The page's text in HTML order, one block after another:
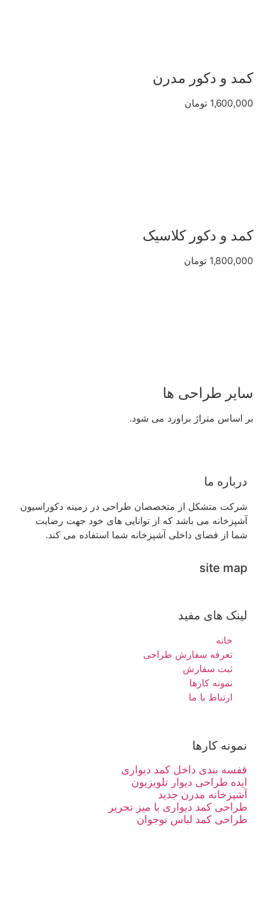
کمد و دکور مدرن
1,600,000 تومان
کمد و دکور کلاسیک
1,800,000 تومان
سایر طراحی ها
بر اساس متراژ براورد می شود.
درباره ما
شرکت متشکل از متخصصان طراحی در زمینه دکوراسیون
آشپزخانه می باشد که از توانایی های خود جهت رضایت
شما از فضای داخلی آشپزخانه شما استفاده می کند.
site map
لینک های مفید
خانه
تعرفه سفارش طراحی
ثبت سفارش
نمونه کارها
ارتباط با ما
نمونه کارها
قفسه بندی داخل کمد دیواری
ایده طراحی دیوار تلویزیون
آشپزخانه مدرن جدید
طراحی کمد دیواری با میز تحریر
طراحی کمد لباس نوجوان